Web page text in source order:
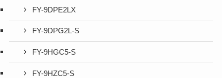
FY-9DPE2LX
FY-9DPG2L-S
FY-9HGC5-S
FY-9HZC5-S